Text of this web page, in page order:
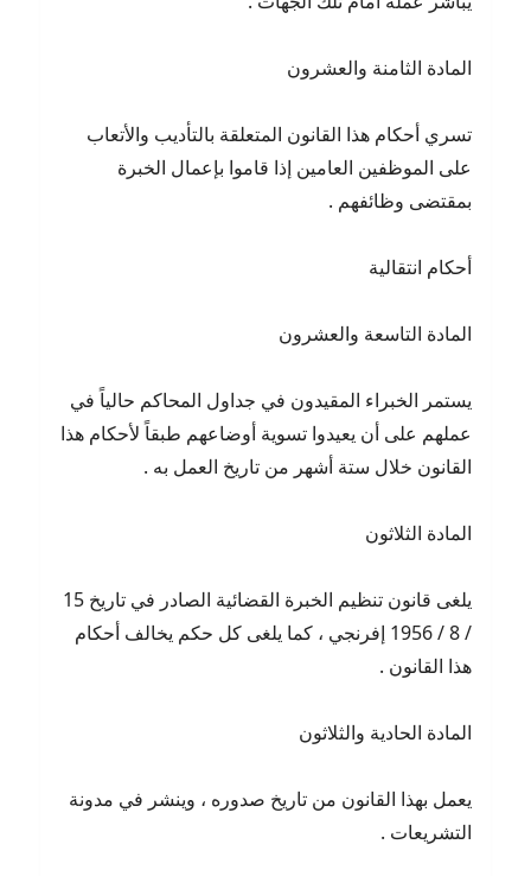
المادة الثامنة والعشرون
تسري أحكام هذا القانون المتعلقة بالتأديب والأتعاب
على الموظفين العامين إذا قاموا بإعمال الخبرة
بمقتضى وظائفهم .
أحكام انتقالية
المادة التاسعة والعشرون
يستمر الخبراء المقيدون في جداول المحاكم حالياً في
عملهم على أن يعيدوا تسوية أوضاعهم طبقاً لأحكام هذا
القانون خلال ستة أشهر من تاريخ العمل به .
المادة الثلاثون
يلغى قانون تنظيم الخبرة القضائية الصادر في تاريخ 15
/ 8 / 1956 إفرنجي ، كما يلغى كل حكم يخالف أحكام
هذا القانون .
المادة الحادية والثلاثون
يعمل بهذا القانون من تاريخ صدوره ، وينشر في مدونة
التشريعات .